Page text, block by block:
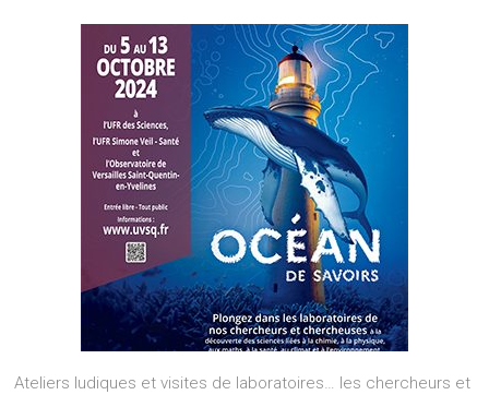
Ateliers ludiques et visites de laboratoires… les chercheurs et